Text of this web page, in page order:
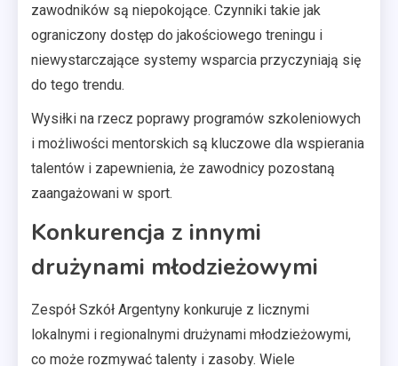
zawodników są niepokojące. Czynniki takie jak
ograniczony dostęp do jakościowego treningu i
niewystarczające systemy wsparcia przyczyniają się
do tego trendu.
Wysiłki na rzecz poprawy programów szkoleniowych
i możliwości mentorskich są kluczowe dla wspierania
talentów i zapewnienia, że zawodnicy pozostaną
zaangażowani w sport.
Konkurencja z innymi
drużynami młodzieżowymi
Zespół Szkół Argentyny konkuruje z licznymi
lokalnymi i regionalnymi drużynami młodzieżowymi,
co może rozmywać talenty i zasoby. Wiele